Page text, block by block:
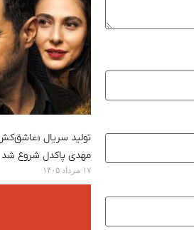
تولید سریال
مهدی پاکدل شروع شد
۱۷ مرداد ۱۴۰۵